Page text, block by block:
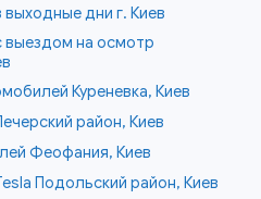
дни г. Киев
выездом на осмотр
Куреневка, Киев
район, Киев
Феофания, Киев
Подольский район, Киев